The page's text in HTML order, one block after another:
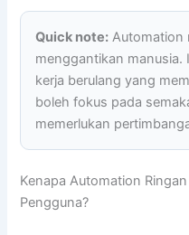
Quick note: Automation
menggantikan
kerja berulang yang
boleh fokus pada
memerlukan
Kenapa Automation
Pengguna?